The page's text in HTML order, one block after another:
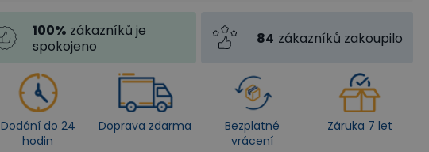
100% zákazníků je
spokojeno
84 zákazníků zakoupilo
Dodání do 24
hodin
Doprava zdarma
Bezplatné
vrácení
Záruka 7 let